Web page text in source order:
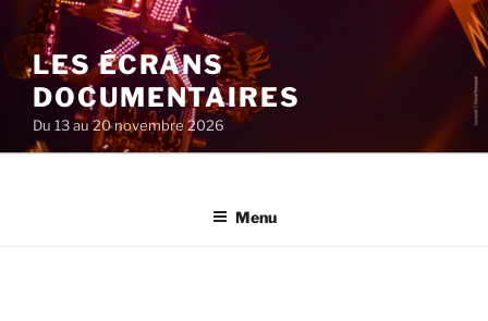
au
contenu
principal
LES ÉCRANS
DOCUMENTAIRES
Du 13 au 20 novembre 2026
Menu